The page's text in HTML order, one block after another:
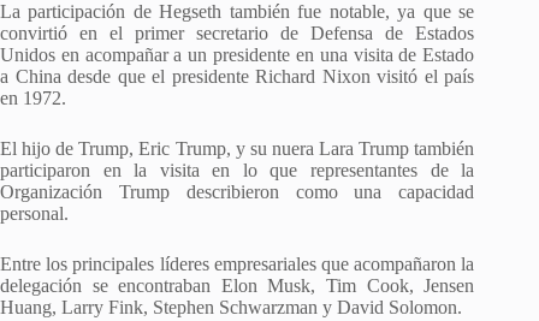
La participación de Hegseth también fue notable, ya que se
convirtió en el primer secretario de Defensa de Estados
Unidos en acompañar a un presidente en una visita de Estado
a China desde que el presidente Richard Nixon visitó el país
en 1972.
El hijo de Trump, Eric Trump, y su nuera Lara Trump también
participaron en la visita en lo que representantes de la
Organización Trump describieron como una capacidad
personal.
Entre los principales líderes empresariales que acompañaron la
delegación se encontraban Elon Musk, Tim Cook, Jensen
Huang, Larry Fink, Stephen Schwarzman y David Solomon.